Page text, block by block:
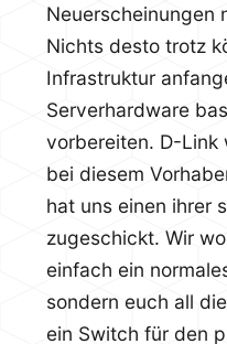
Neuerscheinungen
Nichts desto trotz
Infrastruktur
Serverhardware
vorbereiten. D-Link
bei diesem
hat uns einen ihrer
zugeschickt. Wir
einfach ein
sondern euch all
ein Switch für den